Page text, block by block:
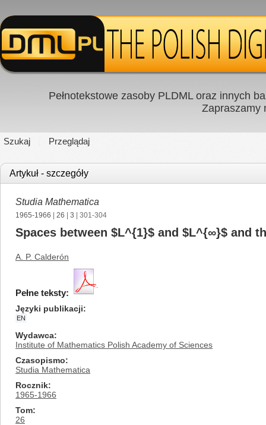
Pełnotekstowe zasoby PLDML oraz innych
Zapraszamy
Szukaj Przeglądaj
Artykuł - szczegóły
Studia Mathematica
1965-1966 26 3 | 301-304
Spaces between $L^{1}$ and $L^{∞}$ and
A. P. Calderón
Pełne teksty:
Języki publikacji
EN
Wydawca
Institute of Mathematics Polish Academy of Sciences
Czasopismo
Studia Mathematica
Rocznik
1965-1966
Tom
26